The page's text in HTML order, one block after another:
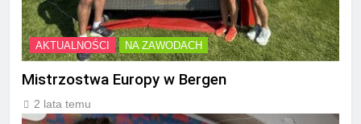
AKTUALNOŚCI NA ZAWODACH
Mistrzostwa Europy w Bergen
2 lata temu